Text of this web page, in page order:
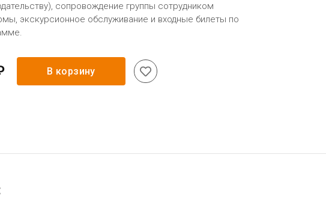
сопровождение группы сотрудником
экскурсионное обслуживание и входные билеты по
В корзину